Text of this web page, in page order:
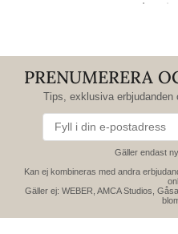
PRENUMERERA
Tips, exklusiva
Gäller endast
Kan ej kombineras med andra
Gäller ej: WEBER, AMCA Studios,